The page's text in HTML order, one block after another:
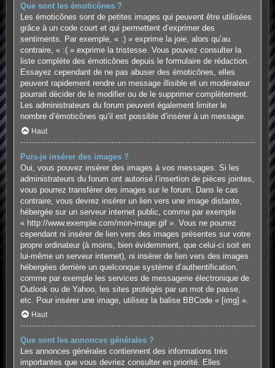
Que sont les émoticônes ?
Les émoticônes sont de petites images qui peuvent être utilisées
grâce à un code court et qui permettent d’exprimer des
sentiments. Par exemple, « :) » exprime la joie, alors qu’au
contraire, « :( » exprime la tristesse. Vous pouvez consulter la
liste complète des émoticônes depuis le formulaire de rédaction.
Essayez cependant de ne pas abuser des émoticônes, elles
peuvent rapidement rendre un message illisible et un modérateur
pourrait décider de le modifier ou de le supprimer complètement.
Les administrateurs du forum peuvent également limiter le
nombre d’émoticônes qu’il est possible d’insérer à un message.
Haut
Puis-je insérer des images ?
Oui, vous pouvez insérer des images à vos messages. Si les
administrateurs du forum ont autorisé l’insertion de pièces jointes,
vous pourrez transférer des images sur le forum. Dans le cas
contraire, vous devrez insérer un lien vers une image distante,
hébergée sur un serveur internet public, comme par exemple
« http://www.exemple.com/mon-image.gif ». Vous ne pourrez
cependant ni insérer de lien vers des images présentes sur votre
propre ordinateur (à moins, bien évidemment, que celui-ci soit en
lui-même un serveur internet), ni insérer de lien vers des images
hébergées derrière un quelconque système d’authentification,
comme par exemple les services de messagerie électronique de
Outlook ou de Yahoo, les sites protégés par un mot de passe,
etc. Pour insérer une image, utilisez la balise BBCode « [img] ».
Haut
Que sont les annonces générales ?
Les annonces générales contiennent des informations très
importantes que vous devriez consulter en priorité. Elles